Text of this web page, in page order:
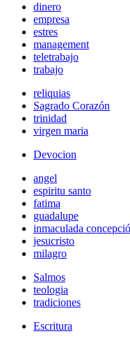
dinero
empresa
estres
management
teletrabajo
trabajo
reliquias
Sagrado Corazón
trinidad
virgen maria
Devocion
angel
espiritu santo
fatima
guadalupe
inmaculada
jesucristo
milagro
Salmos
teologia
tradiciones
Escritura